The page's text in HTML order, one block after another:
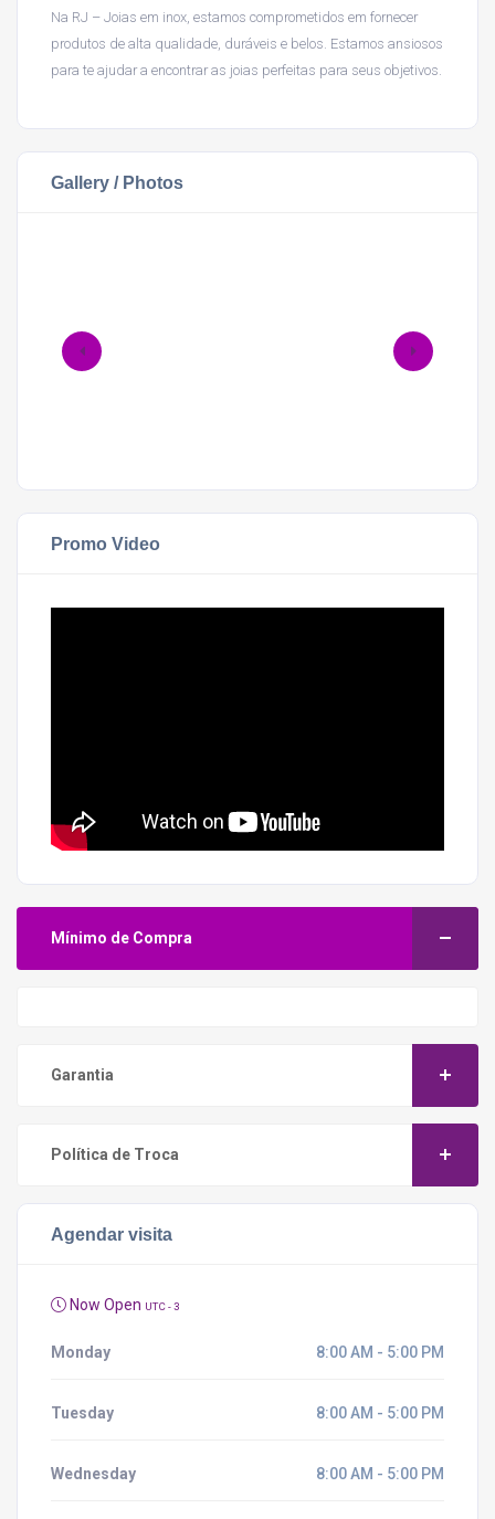
Na RJ – Joias em inox, estamos comprometidos em fornecer
produtos de alta qualidade, duráveis e belos. Estamos ansiosos
para te ajudar a encontrar as joias perfeitas para seus objetivos.
Gallery / Photos
Promo Video
Mínimo de Compra
Garantia
Política de Troca
Agendar visita
Now Open UTC - 3
Monday 8:00 AM - 5:00 PM
Tuesday 8:00 AM - 5:00 PM
Wednesday 8:00 AM - 5:00 PM